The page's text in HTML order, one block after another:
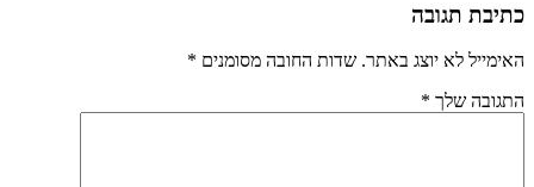
כתיבת תגובה
האימייל לא יוצג באתר. שדות החובה מסומנים *
התגובה שלך *